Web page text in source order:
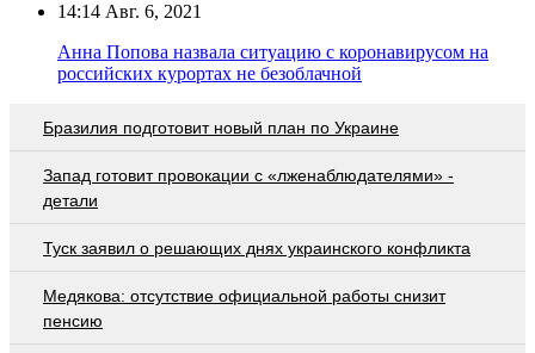
14:14 Авг. 6, 2021
Анна Попова назвала ситуацию с коронавирусом на
российских курортах не безоблачной
Бразилия подготовит новый план по Украине
Запад готовит провокации с «лженаблюдателями» -
детали
Туск заявил о решающих днях украинского конфликта
Медякова: отсутствие официальной работы снизит
пенсию